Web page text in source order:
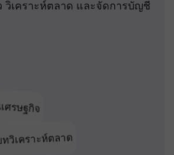
ศรษฐกิจ
วิเคราะห์ตลาด
วิเคราะห์ตลาด และจัดการบัญชี